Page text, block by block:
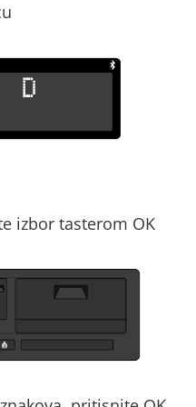
izbor tasterom OK